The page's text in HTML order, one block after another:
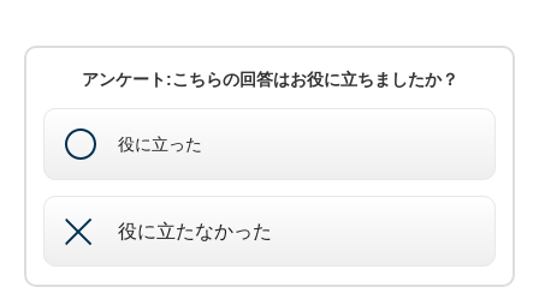
アンケート:こちらの回答はお役に立ちましたか？
役に立った
役に立たなかった